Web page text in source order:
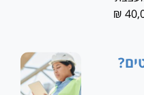
שיער בעלת מספרה חשפה כ-40,000 ₪